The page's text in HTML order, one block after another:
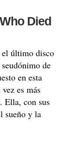
Died
el último disco
de
en esta
es más
Ella, con sus
sueño y la